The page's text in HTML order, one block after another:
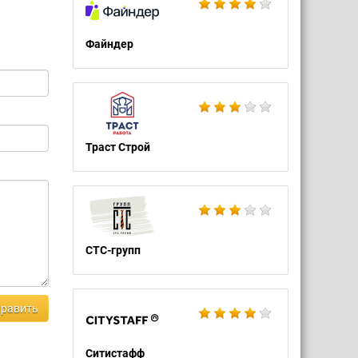
Файндер
Траст Строй
СТС-групп
Ситистафф